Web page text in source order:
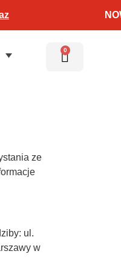
0
ze
ul.
w